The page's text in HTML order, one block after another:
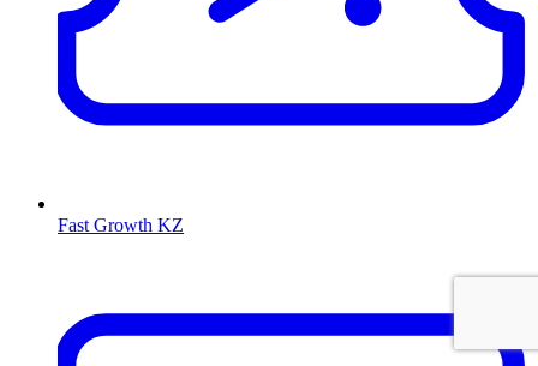
Fast Growth KZ